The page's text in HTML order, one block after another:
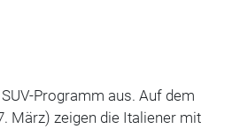
Programm aus. Auf dem
März) zeigen die Italiener mit